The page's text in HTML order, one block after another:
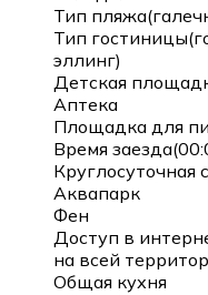
Тип
Тип
эллинг)
Детская
Аптека
Площадка для
Время
Круглосуточная
Аквапарк
Фен
Доступ в
на всей
Общая кухня